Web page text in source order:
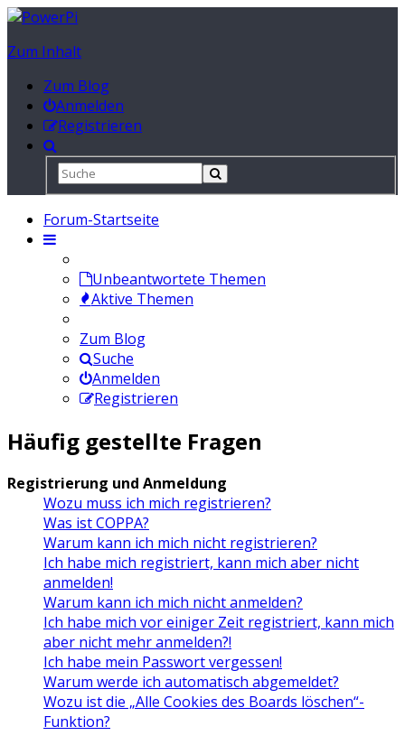
Zum Inhalt
Zum Blog
Anmelden
Registrieren
Forum-Startseite
Unbeantwortete Themen
Aktive Themen
Zum Blog
Suche
Anmelden
Registrieren
Häufig gestellte Fragen
Registrierung und Anmeldung
Wozu muss ich mich registrieren?
Was ist COPPA?
Warum kann ich mich nicht registrieren?
Ich habe mich registriert, kann mich aber nicht
anmelden!
Warum kann ich mich nicht anmelden?
Ich habe mich vor einiger Zeit registriert, kann mich
aber nicht mehr anmelden?!
Ich habe mein Passwort vergessen!
Warum werde ich automatisch abgemeldet?
Wozu ist die „Alle Cookies des Boards löschen“-
Funktion?